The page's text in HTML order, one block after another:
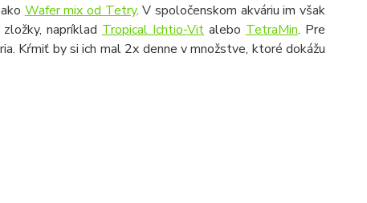
Wafer mix od Tetry. V spoločenskom akváriu im však
napríklad Tropical Ichtio-Vitalebo TetraMin. Pre
Kŕmiť by si ich mal 2x denne v množstve, ktoré dokážu